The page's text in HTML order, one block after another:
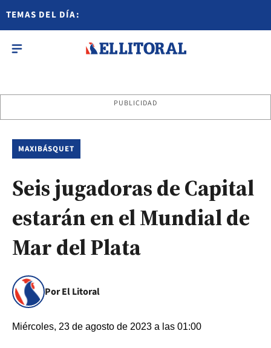
TEMAS DEL DÍA:
PUBLICIDAD
MAXIBÁSQUET
Seis jugadoras de Capital
estarán en el Mundial de
Mar del Plata
Por El Litoral
Miércoles, 23 de agosto de 2023 a las 01:00